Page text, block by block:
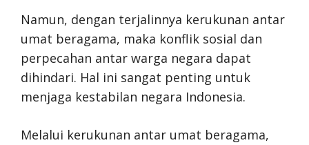
Namun, dengan terjalinnya kerukunan antar
umat beragama, maka konflik sosial dan
perpecahan antar warga negara dapat
dihindari. Hal ini sangat penting untuk
menjaga kestabilan negara Indonesia.
Melalui kerukunan antar umat beragama,